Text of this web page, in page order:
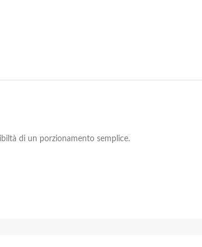
di un porzionamento semplice.